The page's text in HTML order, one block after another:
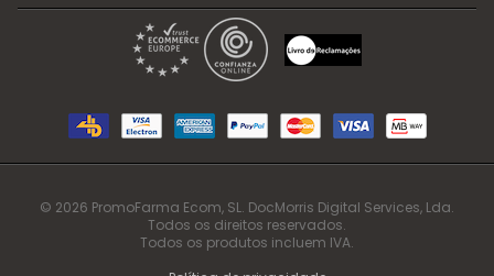
© 2026 PromoFarma Ecom, SL. DocMorris Digital Services, Lda.
Todos os direitos reservados.
Todos os produtos incluem IVA.